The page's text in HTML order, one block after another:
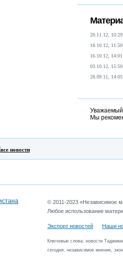
20.11.12, 10:29
18.10.12, 11:50
16.10.12, 14:01
03.10.12, 15:50
28.09.11, 14:05
Уважаемый
Мы
все новости
© 2011-2023 «Независимое
Любое использование
Экспорт новостей Наши
Ключевые слова: новости
сегодня, независимое мнение,